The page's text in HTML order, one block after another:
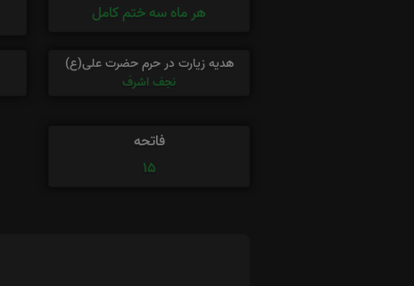
هر ماه سه ختم کامل
هدیه زیارت در حرم حضرت علی(ع)
نجف اشرف
فاتحه
15